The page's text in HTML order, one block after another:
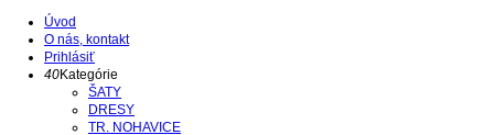
Úvod
O nás, kontakt
Prihlásiť
40Kategórie
ŠATY
DRESY
TR. NOHAVICE